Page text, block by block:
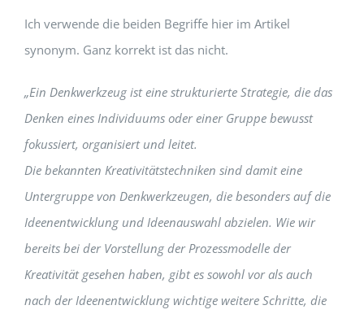
Ich verwende die beiden Begriffe hier im Artikel
synonym. Ganz korrekt ist das nicht.
„Ein Denkwerkzeug ist eine strukturierte Strategie, die das
Denken eines Individuums oder einer Gruppe bewusst
fokussiert, organisiert und leitet.
Die bekannten Kreativitätstechniken sind damit eine
Untergruppe von Denkwerkzeugen, die besonders auf die
Ideenentwicklung und Ideenauswahl abzielen. Wie wir
bereits bei der Vorstellung der Prozessmodelle der
Kreativität gesehen haben, gibt es sowohl vor als auch
nach der Ideenentwicklung wichtige weitere Schritte, die